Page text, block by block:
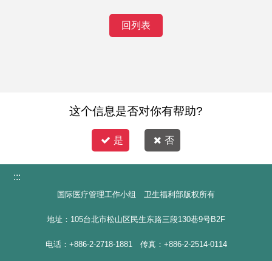
回列表
这个信息是否对你有帮助?
是 否
:::
国际医疗管理工作小组 卫生福利部版权所有
地址：105台北市松山区民生东路三段130巷9号B2F
电话：+886-2-2718-1881 传真：+886-2-2514-0114